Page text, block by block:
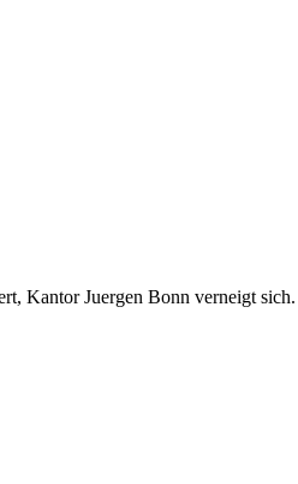
Kantor Juergen Bonn verneigt